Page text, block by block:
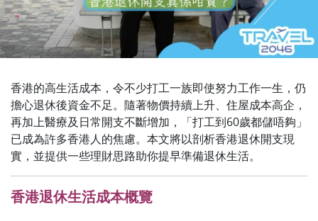
香港的高生活成本，令不少打工一族即使努力工作一生，仍
擔心退休後資金不足。隨著物價持續上升、住屋成本高企，
再加上醫療及日常開支不斷增加，「打工到60歲都儲唔夠」
已成為許多香港人的焦慮。本文將以剖析香港退休開支現
實，並提供一些理財思路助你提早準備退休生活。
香港退休生活成本概覽